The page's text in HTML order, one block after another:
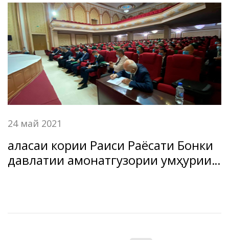
24 май 2021
Ҷаласаи кории Раиси Раёсати Бонки
давлатии амонатгузории Ҷумҳурии
БДА ҶТ “Амонатбонк” дар минтакаи